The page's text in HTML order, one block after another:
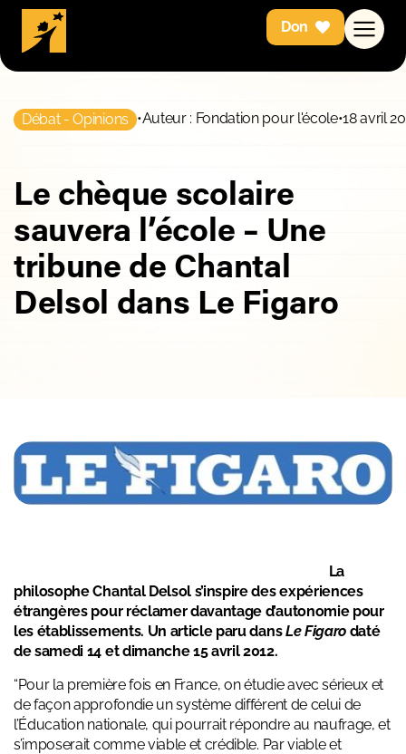
Don
Débat - Opinions •Auteur : Fondation pour l'école•18 avril
Le chèque scolaire
sauvera l’école – Une
tribune de Chantal
Delsol dans Le Figaro
La
philosophe ChantalDelsol s’inspire des expériences
étrangères pour réclamer davantage d’autonomie pour
les établissements. Un article paru dansLe Figaro daté
de samedi 14 et dimanche 15 avril 2012.
“Pour la première fois en France, on étudie avec sérieux et
de façon approfondie un système différent de celui de
l’Éducation nationale, qui pourrait répondre au naufrage, et
s’imposerait comme viable et crédible. Par viable et